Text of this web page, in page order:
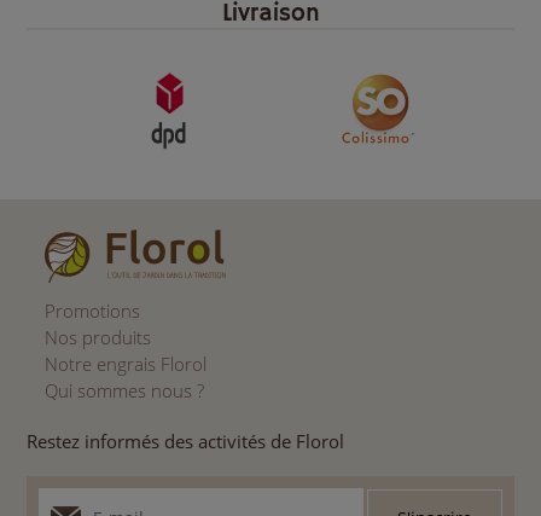
Livraison
Promotions
Nos produits
Notre engrais Florol
Qui sommes nous ?
Restez informés des activités de Florol